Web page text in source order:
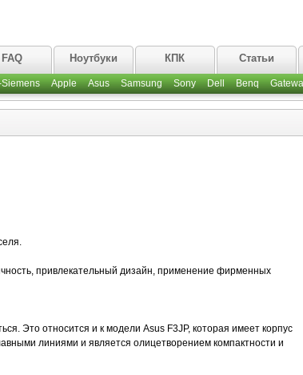
FAQ Ноутбуки КПК Статьи
Apple Asus Samsung Sony Dell Benq
привлекательный дизайн, применение фирменных
Это относится и к модели Asus F3JP, которая имеет корпус
линиями и является олицетворением компактности и